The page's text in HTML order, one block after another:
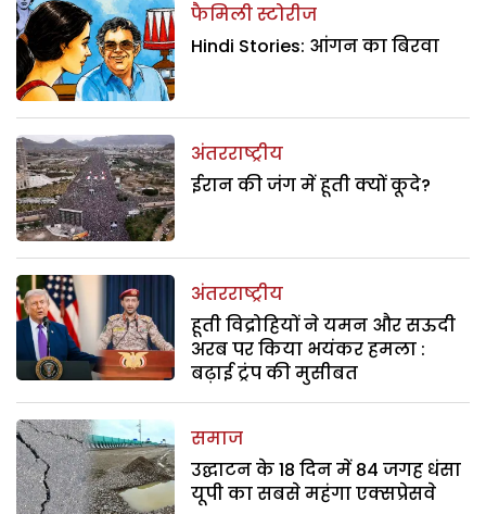
फैमिली स्टोरीज
Hindi Stories: आंगन का बिरवा
अंतरराष्ट्रीय
ईरान की जंग में हूती क्यों कूदे?
अंतरराष्ट्रीय
हूती विद्रोहियों ने यमन और सऊदी
अरब पर किया भयंकर हमला :
बढ़ाई ट्रंप की मुसीबत
समाज
उद्घाटन के 18 दिन में 84 जगह धंसा
यूपी का सबसे महंगा एक्सप्रेसवे